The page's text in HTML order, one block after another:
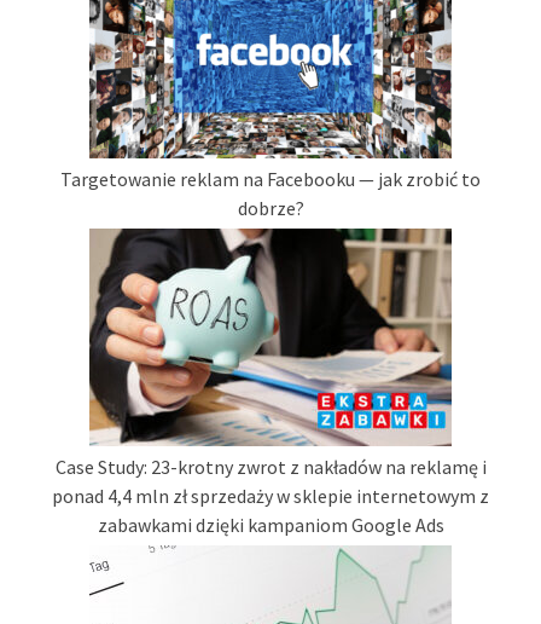
Targetowanie reklam na Facebooku — jak zrobić to
dobrze?
Case Study: 23-krotny zwrot z nakładów na reklamę i
ponad 4,4 mln zł sprzedaży w sklepie internetowym z
zabawkami dzięki kampaniom Google Ads